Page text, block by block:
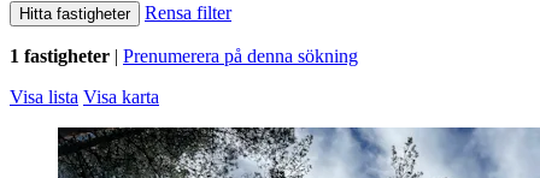
Hitta fastigheter Rensa filter
1 fastigheter | Prenumerera på denna sökning
Visa lista Visa karta